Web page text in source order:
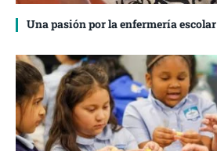
Una pasión por la enfermería escolar